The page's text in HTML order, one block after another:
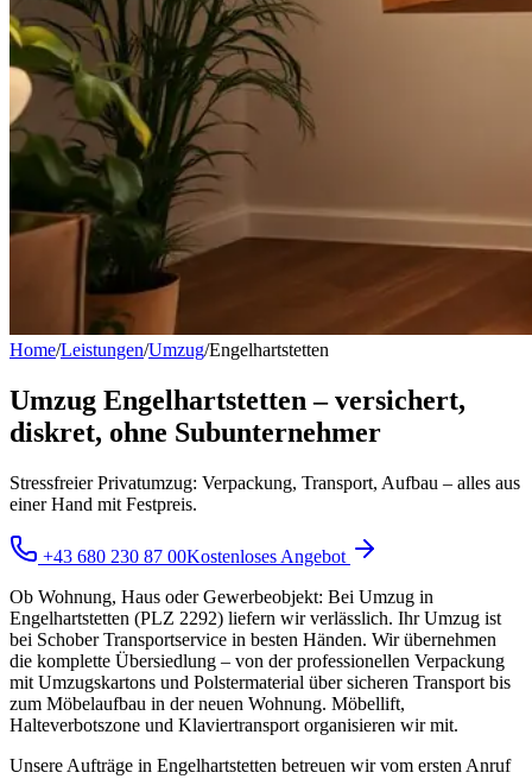
Home/Leistungen/Umzug/Engelhartstetten
Umzug Engelhartstetten – versichert,
diskret, ohne Subunternehmer
Stressfreier Privatumzug: Verpackung, Transport, Aufbau – alles aus
einer Hand mit Festpreis.
+43 680 230 87 00Kostenloses Angebot
Ob Wohnung, Haus oder Gewerbeobjekt: Bei Umzug in
Engelhartstetten (PLZ 2292) liefern wir verlässlich. Ihr Umzug ist
bei Schober Transportservice in besten Händen. Wir übernehmen
die komplette Übersiedlung – von der professionellen Verpackung
mit Umzugskartons und Polstermaterial über sicheren Transport bis
zum Möbelaufbau in der neuen Wohnung. Möbellift,
Halteverbotszone und Klaviertransport organisieren wir mit.
Unsere Aufträge in Engelhartstetten betreuen wir vom ersten Anruf